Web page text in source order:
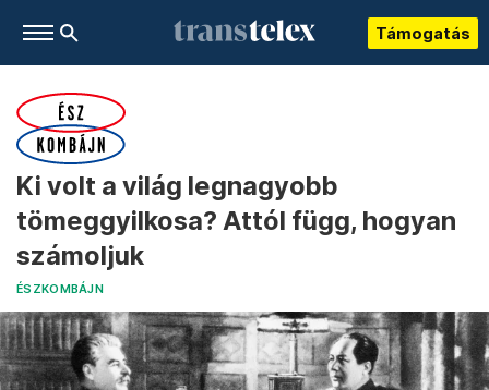
Támogatás
Ki volt a világ legnagyobb
tömeggyilkosa? Attól függ, hogyan
számoljuk
ÉSZKOMBÁJN